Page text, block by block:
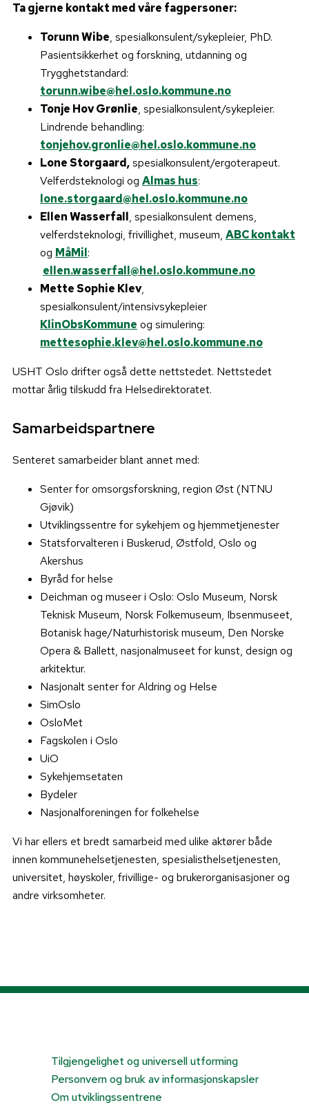
Ta gjerne kontakt med våre fagpersoner:
Torunn Wibe, spesialkonsulent/sykepleier, PhD.
Pasientsikkerhet og forskning, utdanning og
Trygghetstandard:
torunn.wibe@hel.oslo.kommune.no
Tonje Hov Grønlie, spesialkonsulent/sykepleier.
Lindrende behandling:
tonjehov.gronlie@hel.oslo.kommune.no
Lone Storgaard,spesialkonsulent/ergoterapeut.
Velferdsteknologi og Almas hus:
lone.storgaard@hel.oslo.kommune.no
Ellen Wasserfall, spesialkonsulent demens,
velferdsteknologi, frivillighet, museum, ABC kontakt
og MåMil:
ellen.wasserfall@hel.oslo.kommune.no
Mette Sophie Klev,
spesialkonsulent/intensivsykepleier
KlinObsKommune og simulering:
mettesophie.klev@hel.oslo.kommune.no
USHT Oslo drifter også dette nettstedet. Nettstedet
mottar årlig tilskudd fra Helsedirektoratet.
Samarbeidspartnere
Senteret samarbeider blant annet med:
Senter for omsorgsforskning, region Øst (NTNU
Gjøvik)
Utviklingssentre for sykehjem og hjemmetjenester
Statsforvalteren i Buskerud, Østfold, Oslo og
Akershus
Byråd for helse
Deichman og museer i Oslo: Oslo Museum, Norsk
Teknisk Museum, Norsk Folkemuseum, Ibsenmuseet,
Botanisk hage/Naturhistorisk museum, Den Norske
Opera & Ballett, nasjonalmuseet for kunst, design og
arkitektur.
Nasjonalt senter for Aldring og Helse
SimOslo
OsloMet
Fagskolen i Oslo
UiO
Sykehjemsetaten
Bydeler
Nasjonalforeningen for folkehelse
Vi har ellers et bredt samarbeid med ulike aktører både
innen kommunehelsetjenesten, spesialisthelsetjenesten,
universitet, høyskoler, frivillige- og brukerorganisasjoner og
andre virksomheter.
Tilgjengelighet og universell utforming
Personvern og bruk av informasjonskapsler
Om utviklingssentrene